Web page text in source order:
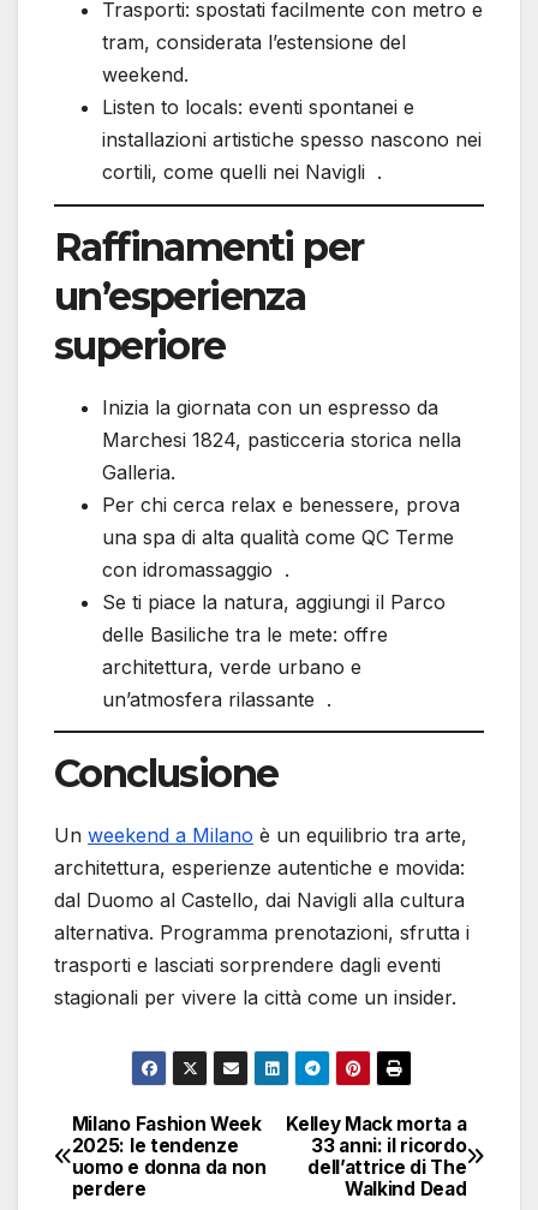
Trasporti: spostati facilmente con metro e
tram, considerata l’estensione del
weekend.
Listen to locals: eventi spontanei e
installazioni artistiche spesso nascono nei
cortili, come quelli nei Navigli .
Raffinamenti per
un’esperienza
superiore
Inizia la giornata con un espresso da
Marchesi 1824, pasticceria storica nella
Galleria.
Per chi cerca relax e benessere, prova
una spa di alta qualità come QC Terme
con idromassaggio .
Se ti piace la natura, aggiungi il Parco
delle Basiliche tra le mete: offre
architettura, verde urbano e
un’atmosfera rilassante .
Conclusione
Un weekend a Milano è un equilibrio tra arte,
architettura, esperienze autentiche e movida:
dal Duomo al Castello, dai Navigli alla cultura
alternativa. Programma prenotazioni, sfrutta i
trasporti e lasciati sorprendere dagli eventi
stagionali per vivere la città come un insider.
Navigazione
articoli
Kelley Mack morta a
33 anni: il ricordo
dell’attrice di The
Walkind Dead
Milano Fashion Week
2025: le tendenze
uomo e donna da non
perdere